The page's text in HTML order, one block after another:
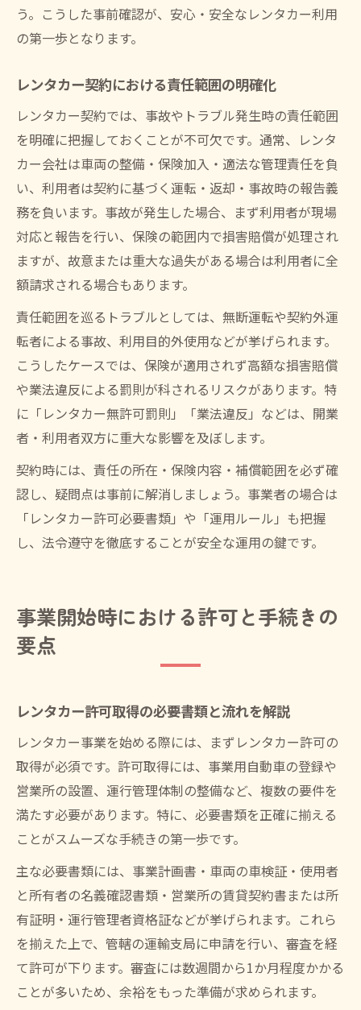
う。こうした事前確認が、安心・安全なレンタカー利用
の第一歩となります。
レンタカー契約における責任範囲の明確化
レンタカー契約では、事故やトラブル発生時の責任範囲
を明確に把握しておくことが不可欠です。通常、レンタ
カー会社は車両の整備・保険加入・適法な管理責任を負
い、利用者は契約に基づく運転・返却・事故時の報告義
務を負います。事故が発生した場合、まず利用者が現場
対応と報告を行い、保険の範囲内で損害賠償が処理され
ますが、故意または重大な過失がある場合は利用者に全
額請求される場合もあります。
責任範囲を巡るトラブルとしては、無断運転や契約外運
転者による事故、利用目的外使用などが挙げられます。
こうしたケースでは、保険が適用されず高額な損害賠償
や業法違反による罰則が科されるリスクがあります。特
に「レンタカー無許可罰則」「業法違反」などは、開業
者・利用者双方に重大な影響を及ぼします。
契約時には、責任の所在・保険内容・補償範囲を必ず確
認し、疑問点は事前に解消しましょう。事業者の場合は
「レンタカー許可必要書類」や「運用ルール」も把握
し、法令遵守を徹底することが安全な運用の鍵です。
事業開始時における許可と手続きの
要点
レンタカー許可取得の必要書類と流れを解説
レンタカー事業を始める際には、まずレンタカー許可の
取得が必須です。許可取得には、事業用自動車の登録や
営業所の設置、運行管理体制の整備など、複数の要件を
満たす必要があります。特に、必要書類を正確に揃える
ことがスムーズな手続きの第一歩です。
主な必要書類には、事業計画書・車両の車検証・使用者
と所有者の名義確認書類・営業所の賃貸契約書または所
有証明・運行管理者資格証などが挙げられます。これら
を揃えた上で、管轄の運輸支局に申請を行い、審査を経
て許可が下ります。審査には数週間から1か月程度かかる
ことが多いため、余裕をもった準備が求められます。